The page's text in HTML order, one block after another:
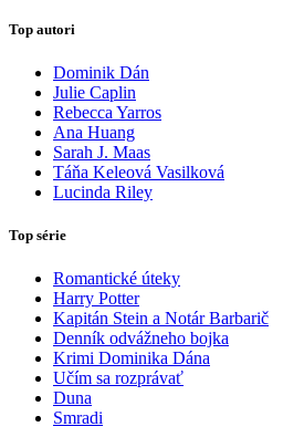
Top autori
Dominik Dán
Julie Caplin
Rebecca Yarros
Ana Huang
Sarah J. Maas
Táňa Keleová Vasilková
Lucinda Riley
Top série
Romantické úteky
Harry Potter
Kapitán Stein a Notár Barbarič
Denník odvážneho bojka
Krimi Dominika Dána
Učím sa rozprávať
Duna
Smradi